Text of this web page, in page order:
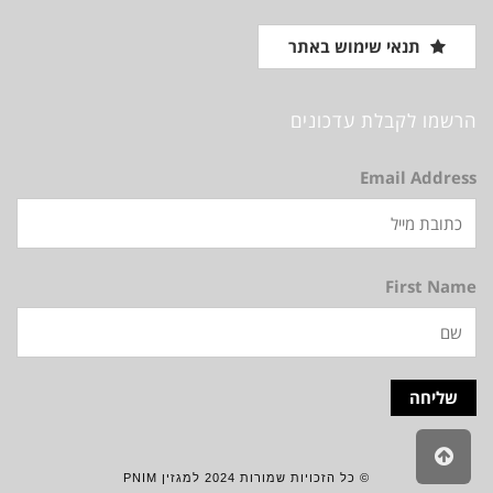
תנאי שימוש באתר
הרשמו לקבלת עדכונים
Email Address
First Name
© כל הזכויות שמורות 2024 למגזין PNIM
גלילה
לראש